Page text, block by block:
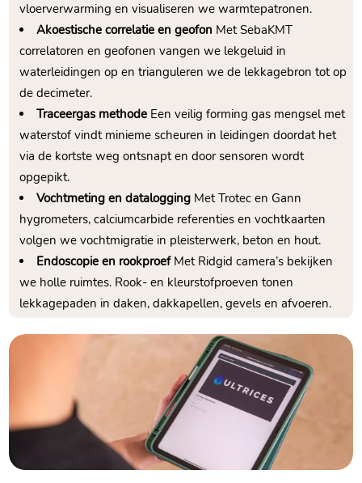
vloerverwarming en visualiseren we warmtepatronen.​
Akoestische correlatie en geofon Met SebaKMT
correlatoren en geofonen vangen we lekgeluid in
waterleidingen op en trianguleren we de lekkagebron tot op
de decimeter.​
Traceergas methode Een veilig forming gas mengsel met
waterstof vindt minieme scheuren in leidingen doordat het
via de kortste weg ontsnapt en door sensoren wordt
opgepikt.​
Vochtmeting en datalogging Met Trotec en Gann
hygrometers, calciumcarbide referenties en vochtkaarten
volgen we vochtmigratie in pleisterwerk, beton en hout.​
Endoscopie en rookproefMet Ridgid camera’s bekijken
we holle ruimtes.​ Rook- en kleurstofproeven tonen
lekkagepaden in daken, dakkapellen, gevels en afvoeren.​